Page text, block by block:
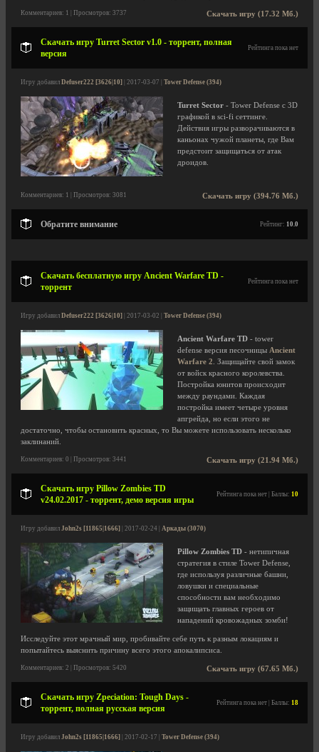
Скачать игру (17.32 Мб.)
Комментариев: 1 | Просмотров: 3737
Скачать игру Turret Sector v1.0 - торрент, полная
версия
Рейтинга пока нет
Игру добавил Defuser222 [3626|10] | 2017-03-07 | Tower Defense (394)
Turret Sector - Tower Defense с 3D
графикой в sci-fi сеттинге.
Действия игры разворачиваются в
каньонах чужой планеты, где Вам
предстоит защищаться от атак
дроидов.
Скачать игру (394.76 Мб.)
Комментариев: 1 | Просмотров: 3081
Обратите внимание Рейтинг: 10.0
Скачать бесплатную игру Ancient Warfare TD -
торрент
Рейтинга пока нет
Игру добавил Defuser222 [3626|10] | 2017-03-02 | Tower Defense (394)
Ancient Warfare TD - tower
defense версия песочницы Ancient
Warfare 2 . Защищайте свой замок
от войск красного королевства.
Постройка юнитов происходит
между раундами. Каждая
постройка имеет четыре уровня
апгрейда, но если этого не
достаточно, чтобы остановить красных, то Вы можете использовать несколько
заклинаний.
Скачать игру (21.94 Мб.)
Комментариев: 0 | Просмотров: 3441
Скачать игру Pillow Zombies TD
v24.02.2017 - торрент, демо версия игры
Рейтинга пока нет | Баллы: 10
Игру добавил John2s [11865|1666] | 2017-02-24 | Аркады (3070)
Pillow Zombies TD - нетипичная
стратегия в стиле Tower Defense,
где используя различные башни,
ловушки и специальные
способности вам необходимо
защищать главных героев от
нападений кровожадных зомби!
Исследуйте этот мрачный мир, пробивайте себе путь к разным локациям и
попытайтесь выяснить причину всего этого апокалипсиса.
Скачать игру (67.65 Мб.)
Комментариев: 2 | Просмотров: 5420
Скачать игру Zpeciation: Tough Days -
торрент, полная русская версия
Рейтинга пока нет | Баллы: 18
Игру добавил John2s [11865|1666] | 2017-02-17 | Tower Defense (394)